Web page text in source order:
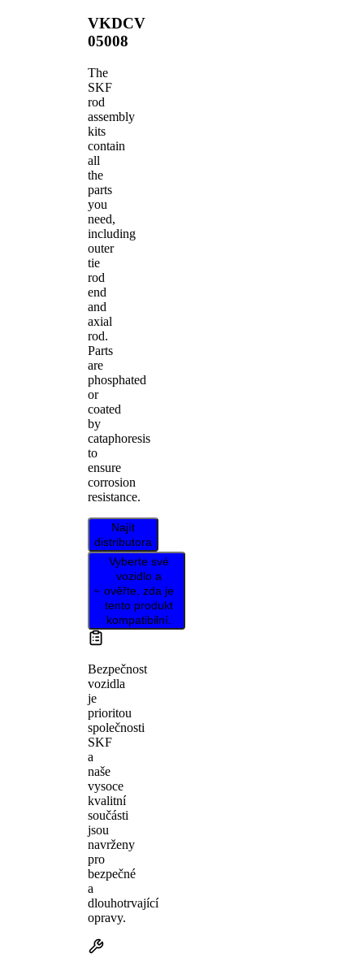
VKDCV
05008
The
SKF
rod
assembly
kits
contain
all
the
parts
you
need,
including
outer
tie
rod
end
and
axial
rod.
Parts
are
phosphated
or
coated
by
cataphoresis
to
ensure
corrosion
resistance.
Najít
distributora
Vyberte své
vozidlo a
ověřte, zda je
tento produkt
kompatibilní.
Bezpečnost
vozidla
je
prioritou
společnosti
SKF
a
naše
vysoce
kvalitní
součásti
jsou
navrženy
pro
bezpečné
a
dlouhotrvající
opravy.